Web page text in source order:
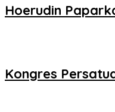
Hoerudin
Kongres